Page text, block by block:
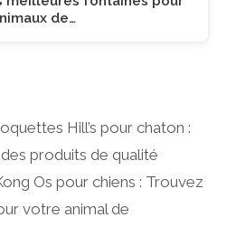
de…
Hill’s pour chaton :
produits de qualité
Os pour chiens : Trouvez
votre animal de